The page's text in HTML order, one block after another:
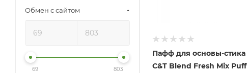
Пафф для основы-стика
C&T Blend Fresh Mix Puff
Обмен с сайтом
69 803